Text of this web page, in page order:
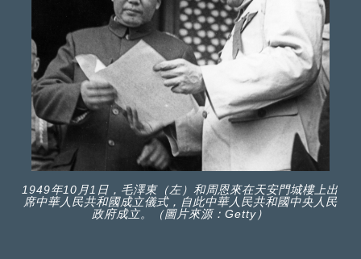
1949年10月1日，毛澤東（左）和周恩來在天安門城樓上出
席中華人民共和國成立儀式，自此中華人民共和國中央人民
政府成立。（圖片來源：Getty）